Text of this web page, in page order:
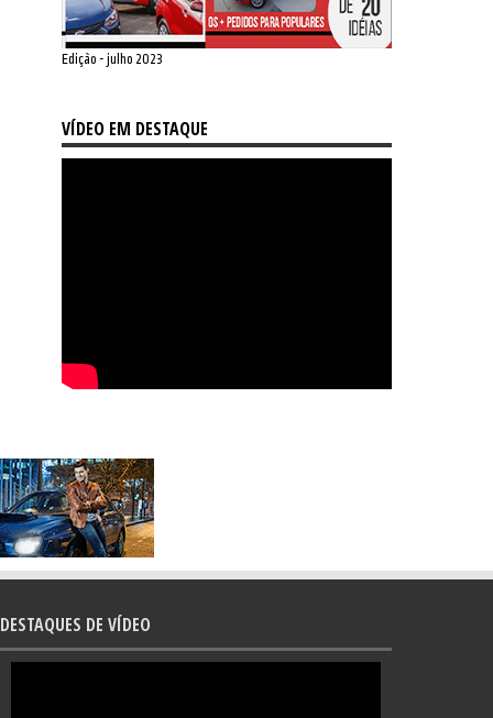
Edição - julho 2023
VÍDEO EM DESTAQUE
DESTAQUES DE VÍDEO